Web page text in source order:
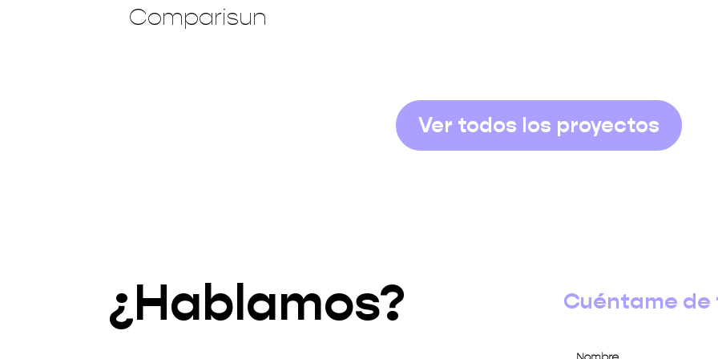
Comparisun
Ver todos los proyectos
¿Hablamos? Cuéntame de